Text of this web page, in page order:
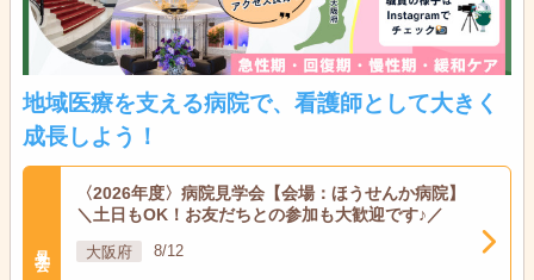
地域医療を支える病院で、看護師として大きく
成長しよう！
〈2026年度〉病院見学会【会場：ほうせんか病院】
＼土日もOK！お友だちとの参加も大歓迎です♪／
大阪府 8/12